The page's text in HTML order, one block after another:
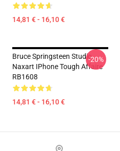
14,81 € - 16,10 €
Bruce Springsteen Studio
Naxart IPhone Tough Affaire
RB1608
14,81 € - 16,10 €
-20%